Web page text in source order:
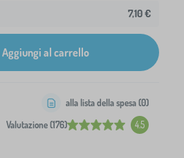
7,10 €
Aggiungi al carrello
Valutazione (176) 4.5
alla lista della spesa (0)